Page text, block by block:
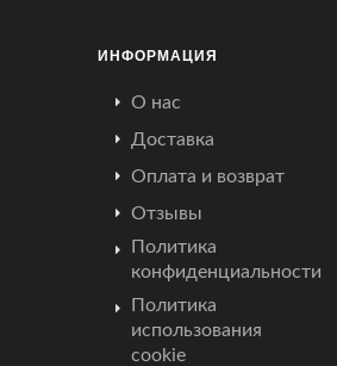
ИНФОРМАЦИЯ
О нас
Доставка
Оплата и возврат
Отзывы
Политика
конфиденциальности
Политика
использования
cookie